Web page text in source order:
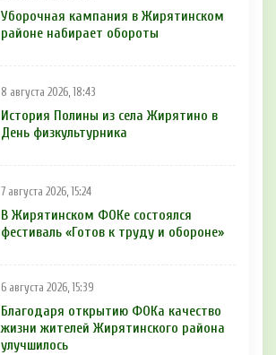
Уборочная кампания в Жирятинском
районе набирает обороты
8 августа 2026, 18:43
История Полины из села Жирятино в
День физкультурника
7 августа 2026, 15:24
В Жирятинском ФОКе состоялся
фестиваль «Готов к труду и обороне»
6 августа 2026, 15:39
Благодаря открытию ФОКа качество
жизни жителей Жирятинского района
улучшилось